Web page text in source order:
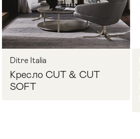
Ditre Italia
Кресло CUT & CUT
SOFT